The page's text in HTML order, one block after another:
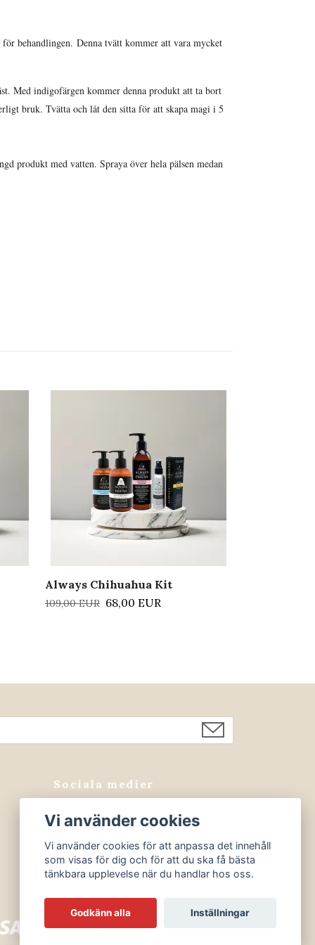
behandlingen. Denna tvätt kommer att vara mycket
Med indigofärgen kommer denna produkt att ta bort
bruk. Tvätta och låt den sitta för att skapa magi i 5
produkt med vatten. Spraya över hela pälsen medan
Always Chihuahua Kit
109,00 EUR 68,00 EUR
Sociala medier
Facebook
Vi använder cookies
Vi använder cookies för att anpassa det innehåll
som visas för dig och för att du ska få bästa
tänkbara upplevelse när du handlar hos oss.
Godkänn alla Inställningar